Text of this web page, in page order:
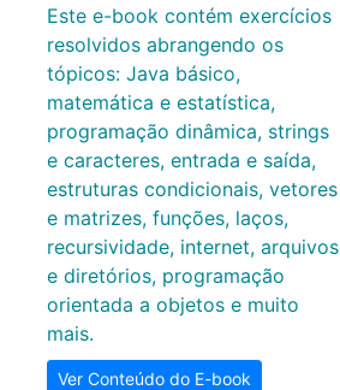
Este e-book contém exercícios
resolvidos abrangendo os
tópicos: Java básico,
matemática e estatística,
programação dinâmica, strings
e caracteres, entrada e saída,
estruturas condicionais, vetores
e matrizes, funções, laços,
recursividade, internet, arquivos
e diretórios, programação
orientada a objetos e muito
mais.
Ver Conteúdo do E-book